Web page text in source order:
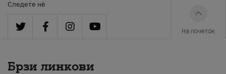
Следете нè
На почеток
Брзи линкови